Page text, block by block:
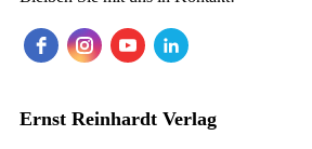
Ernst Reinhardt Verlag